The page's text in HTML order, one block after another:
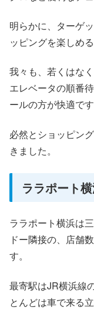
明らかに、ターゲ
ッピングを楽しめ
我々も、若くはな
エレベータの順番
ールの方が快適です
必然とショッピン
きました。
ララポート
ララポート横浜は
ドー隣接の、店舗
す。
最寄駅はJR横浜線
とんどは車で来る立